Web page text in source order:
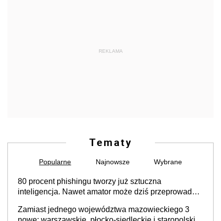
REKLAMA
Tematy
Popularne Najnowsze Wybrane
80 procent phishingu tworzy już sztuczna
inteligencja. Nawet amator może dziś przeprowadzić
Zamiast jednego województwa mazowieckiego 3